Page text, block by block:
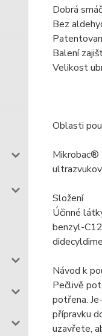
Dobrá
Bez
Balení
Velikost
Oblasti
Mikrobac®
Složení
Účinné
benzyl-
Návod k
Pečlivě
potřena.
přípravku
uzavřete,